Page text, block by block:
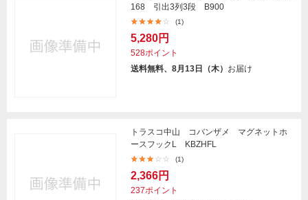
168 引出3列3段 B900
(1)
5,280円
528ポイント
送料無料、8月13日（木） お届け
トラスコ中山 コバンザメ マグネットホ
ースフックL KBZHFL
(1)
2,366円
237ポイント